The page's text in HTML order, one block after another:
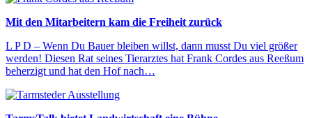
Mit den Mitarbeitern kam die Freiheit zurück
L P D – Wenn Du Bauer bleiben willst, dann musst Du viel größer
werden! Diesen Rat seines Tierarztes hat Frank Cordes aus Reeßum
beherzigt und hat den Hof nach…